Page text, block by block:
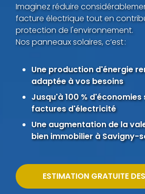
Imaginez réduire
facture électrique tout en
protection de l'environnement.
Nos panneaux solaires, c’est :
Une production d'énergie
adaptée à vos besoins
Jusqu'à 100 % d'économies
factures d'électricité
Une augmentation de la
bien immobilier à Savigny-
ESTIMATION GRATUITE